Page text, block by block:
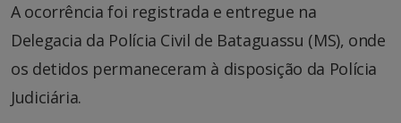
A ocorrência foi registrada e entregue na
Delegacia da Polícia Civil de Bataguassu (MS), onde
os detidos permaneceram à disposição da Polícia
Judiciária.